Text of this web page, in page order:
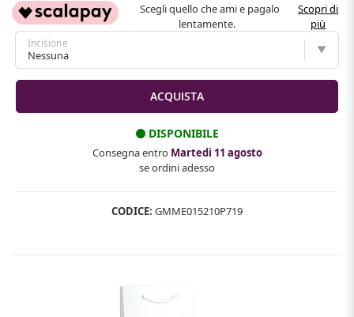
Scegli quello che ami e pagalo
lentamente.
Scopri di
più
Incisione
DISPONIBILE
Consegna entro Martedi 11 agosto
se ordini adesso
CODICE: GMME015210P719